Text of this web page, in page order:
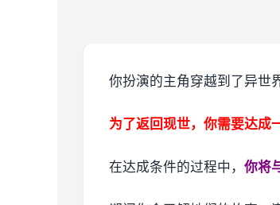
你扮演的主角穿越到了异世
为了返回现世，你需要达成
在达成条件的过程中， 你将